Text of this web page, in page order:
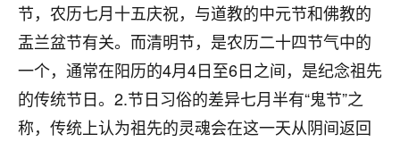
节，农历七月十五庆祝，与道教的中元节和佛教的
盂兰盆节有关。而清明节，是农历二十四节气中的
一个，通常在阳历的4月4日至6日之间，是纪念祖先
的传统节日。2.节日习俗的差异七月半有“鬼节”之
称，传统上认为祖先的灵魂会在这一天从阴间返回
心若莲花
我是做餐饮的，这两年，生意屡屡受挫，店开一家关
一家，要么生意不好，生意好的就出事。前些年攒的
家底快败光了，真是倒霉！我也想找人看看到底怎么
回事？